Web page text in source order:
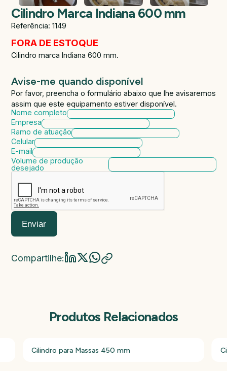
Cilindro Marca Indiana 600 mm
Referência: 1149
FORA DE ESTOQUE
Cilindro marca Indiana 600 mm.
Avise-me quando disponível
Por favor, preencha o formulário abaixo que lhe avisaremos
assim que este equipamento estiver disponível.
Nome completo
Empresa
Ramo de atuação
Celular
E-mail
Volume de produção
desejado
Enviar
Compartilhe:
Produtos Relacionados
Cilindro para Massas 450 mm